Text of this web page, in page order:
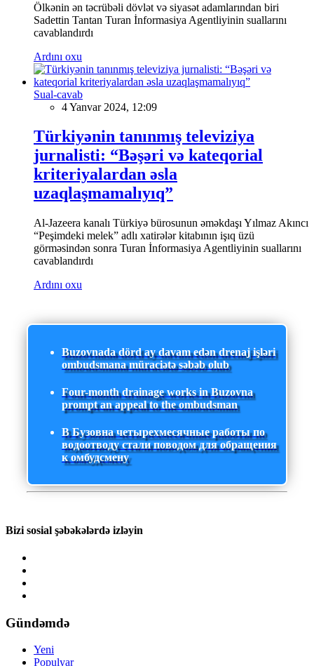
Ölkənin ən təcrübəli dövlət və siyasət adamlarından biri
Sadettin Tantan Turan İnformasiya Agentliyinin suallarını
cavablandırdı
Ardını oxu
Sual-cavab
4 Yanvar 2024, 12:09
Türkiyənin tanınmış televiziya
jurnalisti: “Bəşəri və kateqorial
kriteriyalardan əsla
uzaqlaşmamalıyıq”
Al-Jazeera kanalı Türkiyə bürosunun əməkdaşı Yılmaz Akıncı
“Peşimdeki melek” adlı xatirələr kitabının işıq üzü
görməsindən sonra Turan İnformasiya Agentliyinin suallarını
cavablandırdı
Ardını oxu
Buzovnada dörd ay davam edən drenaj işləri
ombudsmana müraciətə səbəb olub
Four-month drainage works in Buzovna
prompt an appeal to the ombudsman
В Бузовна четырехмесячные работы по
водоотводу стали поводом для обращения
к омбудсмену
Bizi sosial şəbəkələrdə izləyin
Gündəmdə
Yeni
Populyar